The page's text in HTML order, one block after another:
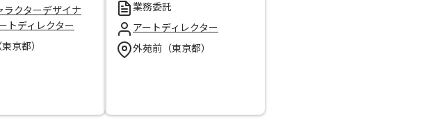
ラクターデザイナ
トディレクター
京都）
業務委託
アートディレクター
外苑前（東京都）